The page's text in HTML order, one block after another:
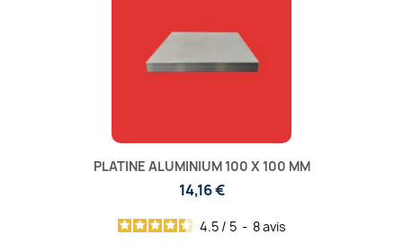
PLATINE ALUMINIUM 100 X 100 MM
14,16 €
4.5 / 5 - 8avis